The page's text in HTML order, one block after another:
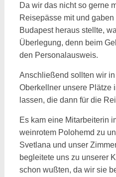
Da wir das nicht so gerne
Reisepässe mit und
Budapest heraus stellte,
Überlegung, denn beim
den Personalausweis.
Anschließend sollten wir
Oberkellner unsere Plätze
lassen, die dann für die
Es kam eine Mitarbeiterin
weinrotem Polohemd zu
Svetlana und unser
begleitete uns zu unserer
schon wußten, da wir sie